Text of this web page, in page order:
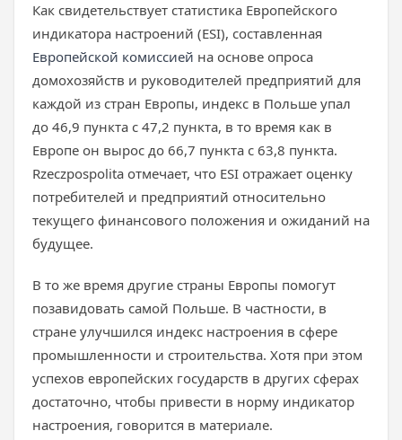
Как свидетельствует статистика Европейского
индикатора настроений (ESI), составленная
Европейской комиссией на основе опроса
домохозяйств и руководителей предприятий для
каждой из стран Европы, индекс в Польше упал
до 46,9 пункта с 47,2 пункта, в то время как в
Европе он вырос до 66,7 пункта с 63,8 пункта.
Rzeczpospolita отмечает, что ESI отражает оценку
потребителей и предприятий относительно
текущего финансового положения и ожиданий на
будущее.
В то же время другие страны Европы помогут
позавидовать самой Польше. В частности, в
стране улучшился индекс настроения в сфере
промышленности и строительства. Хотя при этом
успехов европейских государств в других сферах
достаточно, чтобы привести в норму индикатор
настроения, говорится в материале.